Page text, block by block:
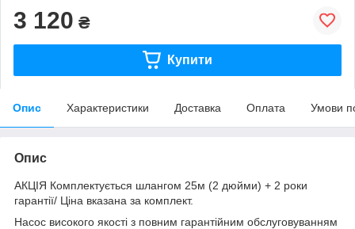
3 120 ₴
Купити
Опис Характеристики Доставка Оплата Умови
Опис
АКЦІЯ Комплектується шлангом 25м (2 дюйми) + 2 роки
гарантії/ Ціна вказана за комплект.
Насос високого якості з повним гарантійним обслуговуванням